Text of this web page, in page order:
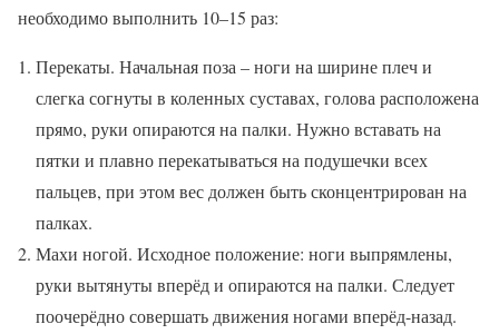
необходимо выполнить 10–15 раз:
Перекаты. Начальная поза – ноги на ширине плеч и
слегка согнуты в коленных суставах, голова расположена
прямо, руки опираются на палки. Нужно вставать на
пятки и плавно перекатываться на подушечки всех
пальцев, при этом вес должен быть сконцентрирован на
палках.
Махи ногой. Исходное положение: ноги выпрямлены,
руки вытянуты вперёд и опираются на палки. Следует
поочерёдно совершать движения ногами вперёд-назад.